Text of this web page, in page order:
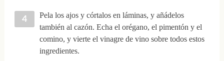
Pela los ajos y córtalos en láminas, y añádelos
también al cazón. Echa el orégano, el pimentón y el
comino, y vierte el vinagre de vino sobre todos estos
ingredientes.